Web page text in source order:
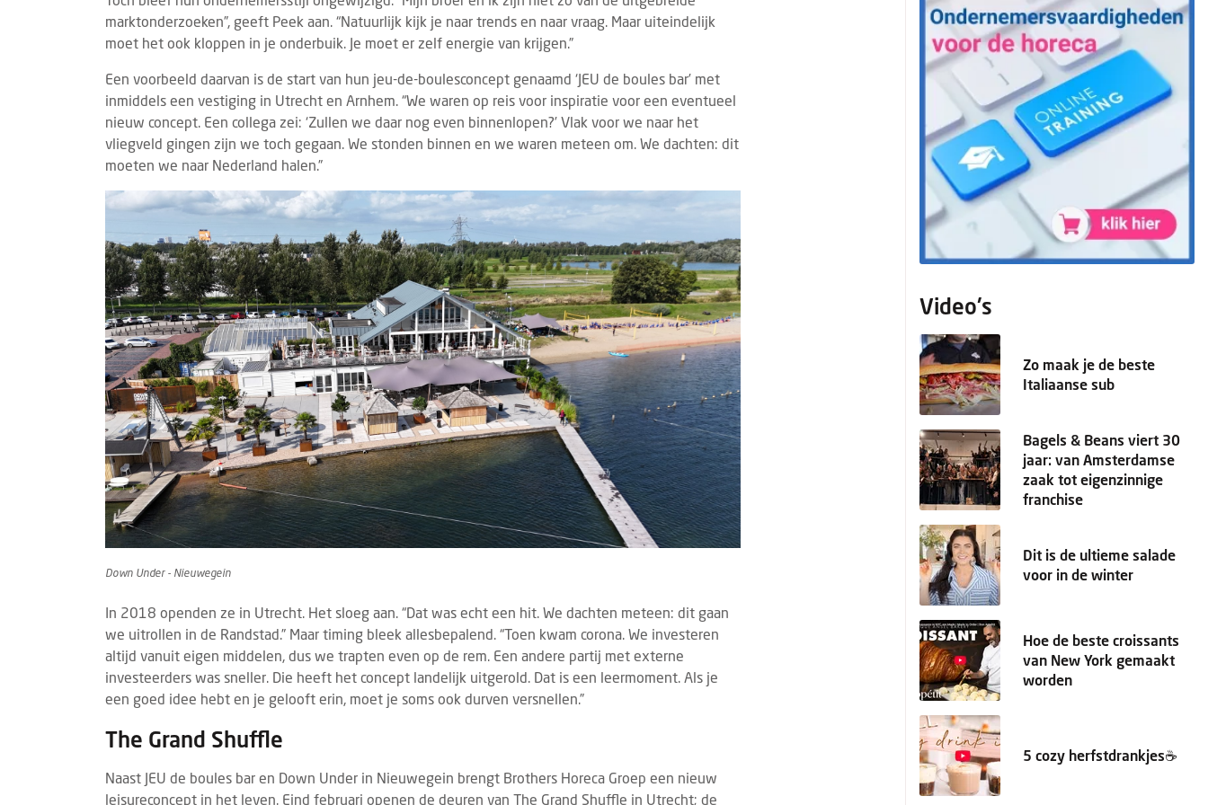
marktonderzoeken”, geeft Peek aan. “Natuurlijk kijk je naar trends en naar vraag. Maar uiteindelijk
moet het ook kloppen in je onderbuik. Je moet er zelf energie van krijgen.”
Een voorbeeld daarvan is de start van hun jeu-de-boulesconcept genaamd ‘JEU de boules bar’ met
inmiddels een vestiging in Utrecht en Arnhem. “We waren op reis voor inspiratie voor een eventueel
nieuw concept. Een collega zei: ‘Zullen we daar nog even binnenlopen?’ Vlak voor we naar het
vliegveld gingen zijn we toch gegaan. We stonden binnen en we waren meteen om. We dachten: dit
moeten we naar Nederland halen.”
Down Under - Nieuwegein
In 2018 openden ze in Utrecht. Het sloeg aan. “Dat was echt een hit. We dachten meteen: dit gaan
we uitrollen in de Randstad.” Maar timing bleek allesbepalend. “Toen kwam corona. We investeren
altijd vanuit eigen middelen, dus we trapten even op de rem. Een andere partij met externe
investeerders was sneller. Die heeft het concept landelijk uitgerold. Dat is een leermoment. Als je
een goed idee hebt en je gelooft erin, moet je soms ook durven versnellen.”
The Grand Shuffle
Naast JEU de boules bar en Down Under in Nieuwegein brengt Brothers Horeca Groep een nieuw
leisureconcept in het leven. Eind februari openen de deuren van The Grand Shuffle in Utrecht; de
Video's
Zo maak je de beste
Italiaanse sub
Bagels & Beans viert 30
jaar: van Amsterdamse
zaak tot eigenzinnige
franchise
Dit is de ultieme salade
voor in de winter
Hoe de beste croissants
van New York gemaakt
worden
5 cozy herfstdrankjes☕️